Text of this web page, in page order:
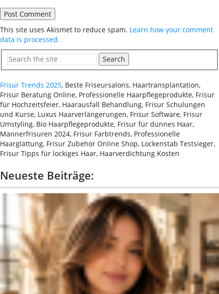
This site uses Akismet to reduce spam. Learn how your comment
data is processed.
Search
Frisur Trends 2025, Beste Friseursalons, Haartransplantation,
Frisur Beratung Online, Professionelle Haarpflegeprodukte, Frisur
für Hochzeitsfeier, Haarausfall Behandlung, Frisur Schulungen
und Kurse, Luxus Haarverlängerungen, Frisur Software, Frisur
Umstyling, Bio Haarpflegeprodukte, Frisur für dünnes Haar,
Männerfrisuren 2024, Frisur Farbtrends, Professionelle
Haarglättung, Frisur Zubehör Online Shop, Lockenstab Testsieger,
Frisur Tipps für lockiges Haar, Haarverdichtung Kosten
Neueste Beiträge: